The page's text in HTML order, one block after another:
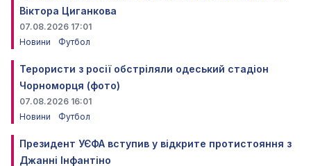
Віктора Циганкова
07.08.2026 17:01
Новини
Футбол
Терористи з росії обстріляли одеський стадіон
Чорноморця (фото)
07.08.2026 16:01
Новини
Футбол
Президент УЄФА вступив у відкрите протистояння з
Джанні Інфантіно